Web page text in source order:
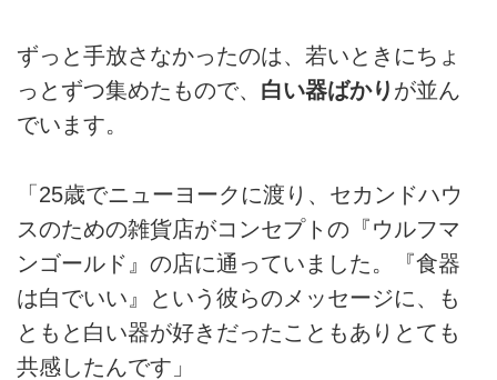
ずっと手放さなかったのは、若いときにちょ
っとずつ集めたもので、 白い器ばかり が並ん
でいます。
「25歳でニューヨークに渡り、セカンドハウ
スのための雑貨店がコンセプトの『ウルフマ
ンゴールド』の店に通っていました。『食器
は白でいい』という彼らのメッセージに、も
ともと白い器が好きだったこともありとても
共感したんです」